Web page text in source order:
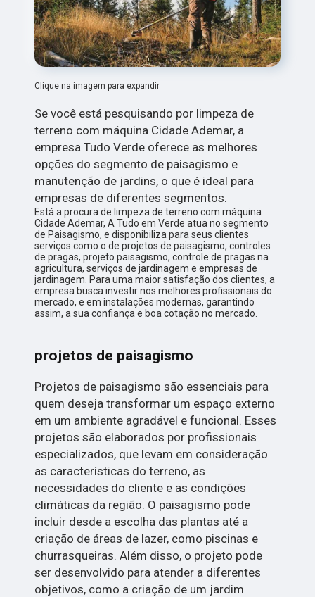
Clique na imagem para expandir
Se você está pesquisando por limpeza de
terreno com máquina Cidade Ademar, a
empresa Tudo Verde oferece as melhores
opções do segmento de paisagismo e
manutenção de jardins, o que é ideal para
empresas de diferentes segmentos.
Está a procura de limpeza de terreno com máquina
Cidade Ademar, A Tudo em Verde atua no segmento
de Paisagismo, e disponibiliza para seus clientes
serviços como o de projetos de paisagismo, controles
de pragas, projeto paisagismo, controle de pragas na
agricultura, serviços de jardinagem e empresas de
jardinagem. Para uma maior satisfação dos clientes, a
empresa busca investir nos melhores profissionais do
mercado, e em instalações modernas, garantindo
assim, a sua confiança e boa cotação no mercado.
projetos de paisagismo
Projetos de paisagismo são essenciais para
quem deseja transformar um espaço externo
em um ambiente agradável e funcional. Esses
projetos são elaborados por profissionais
especializados, que levam em consideração
as características do terreno, as
necessidades do cliente e as condições
climáticas da região. O paisagismo pode
incluir desde a escolha das plantas até a
criação de áreas de lazer, como piscinas e
churrasqueiras. Além disso, o projeto pode
ser desenvolvido para atender a diferentes
objetivos, como a criação de um jardim